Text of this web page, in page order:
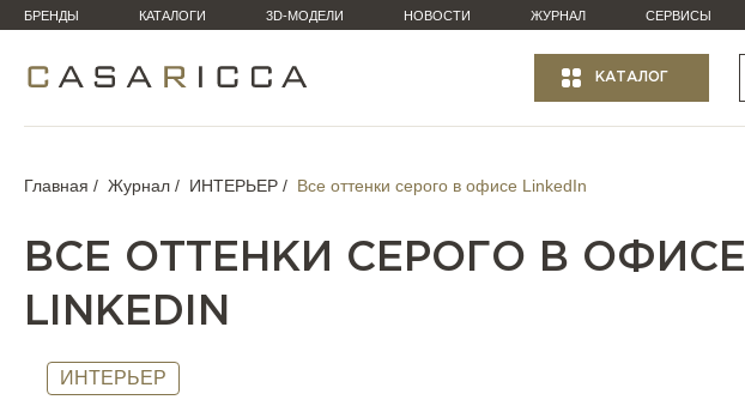
БРЕНДЫ КАТАЛОГИ 3D-МОДЕЛИ НОВОСТИ ЖУРНАЛ СЕРВИСЫ
КАТАЛОГ
Главная Журнал ИНТЕРЬЕР Все оттенки серого в офисе LinkedIn
ВСЕ ОТТЕНКИ СЕРОГО В ОФИСЕ
LINKEDIN
ИНТЕРЬЕР